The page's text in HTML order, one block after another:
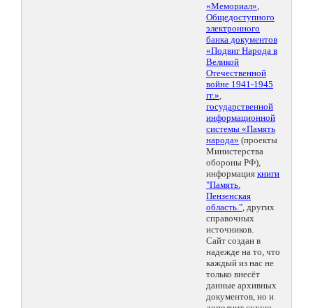
«Мемориал»,
Общедоступного
электронного
банка документов
«Подвиг Народа в
Великой
Отечественной
войне 1941-1945
гг.»,
государственной
информационной
системы «Память
народа» (проекты
Министерства
обороны РФ),
информация книги
"Память.
Пензенская
область.", других
справочных
источников.
Сайт создан в
надежде на то, что
каждый из нас не
только внесёт
данные архивных
документов, но и